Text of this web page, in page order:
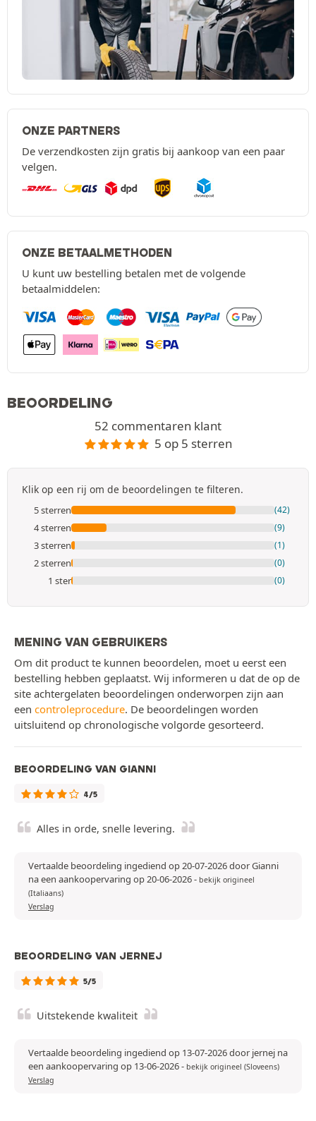
ONZE PARTNERS
De verzendkosten zijn gratis bij aankoop van een paar
velgen.
ONZE BETAALMETHODEN
U kunt uw bestelling betalen met de volgende
betaalmiddelen:
BEOORDELING
52 commentaren klant
5 op 5 sterren
Klik op een rij om de beoordelingen te filteren.
5 sterren (42)
4 sterren (9)
3 sterren (1)
2 sterren (0)
1 ster (0)
MENING VAN GEBRUIKERS
Om dit product te kunnen beoordelen, moet u eerst een
bestelling hebben geplaatst. Wij informeren u dat de op de
site achtergelaten beoordelingen onderworpen zijn aan
een controleprocedure. De beoordelingen worden
uitsluitend op chronologische volgorde gesorteerd.
BEOORDELING VAN GIANNI
4/5
Alles in orde, snelle levering.
Vertaalde beoordeling ingediend op 20-07-2026 door Gianni
na een aankoopervaring op 20-06-2026- bekijk origineel
(Italiaans)
Verslag
BEOORDELING VAN JERNEJ
5/5
Uitstekende kwaliteit
Vertaalde beoordeling ingediend op 13-07-2026 door jernej na
een aankoopervaring op 13-06-2026- bekijk origineel (Sloveens)
Verslag